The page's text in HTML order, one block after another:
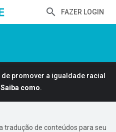
FAZER LOGIN
promover a igualdade racial
Saiba como.
tradução de conteúdos para seu